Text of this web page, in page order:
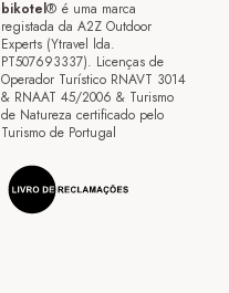
bikotel® é uma marca
registada da A2Z Outdoor
Experts (Ytravel lda.
PT507693337). Licenças de
Operador Turístico RNAVT 3014
& RNAAT 45/2006 & Turismo
de Natureza certificado pelo
Turismo de Portugal